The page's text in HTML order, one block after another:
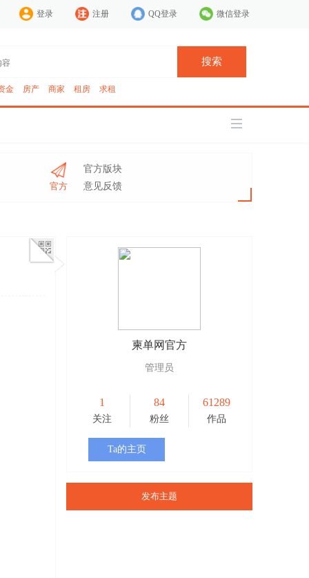
登录 注册 QQ登录 微信登录
搜索
金 房产 商家 租房 求租
官方
官方版块
意见反馈
柬单网官方
管理员
1
关注
84
粉丝
61289
作品
Ta的主页
发布主题